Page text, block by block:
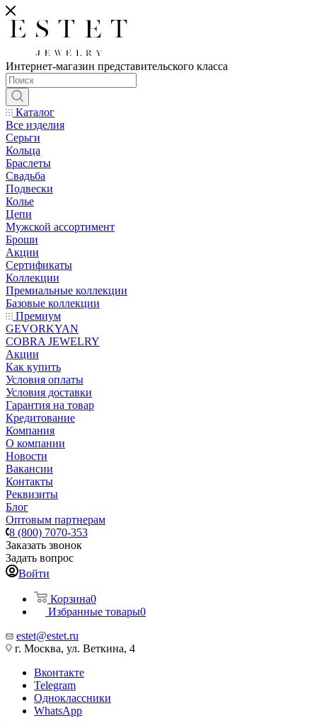
Интернет-магазин представительского класса
Каталог
Все изделия
Серьги
Кольца
Браслеты
Свадьба
Подвески
Колье
Цепи
Мужской ассортимент
Броши
Акции
Сертификаты
Коллекции
Премиальные коллекции
Базовые коллекции
Премиум
GEVORKYAN
COBRA JEWELRY
Акции
Как купить
Условия оплаты
Условия доставки
Гарантия на товар
Кредитование
Компания
О компании
Новости
Вакансии
Контакты
Реквизиты
Блог
Оптовым партнерам
8 (800) 7070-353
Заказать звонок
Задать вопрос
Войти
Корзина0
Избранные товары0
estet@estet.ru
г. Москва, ул. Веткина, 4
Вконтакте
Telegram
Одноклассники
WhatsApp